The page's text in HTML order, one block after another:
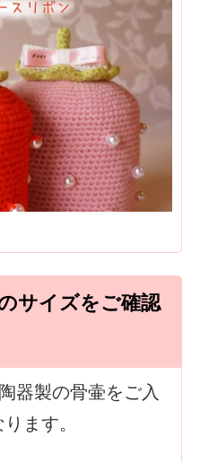
サイズをご確認
器製の骨壷をご入
ます。